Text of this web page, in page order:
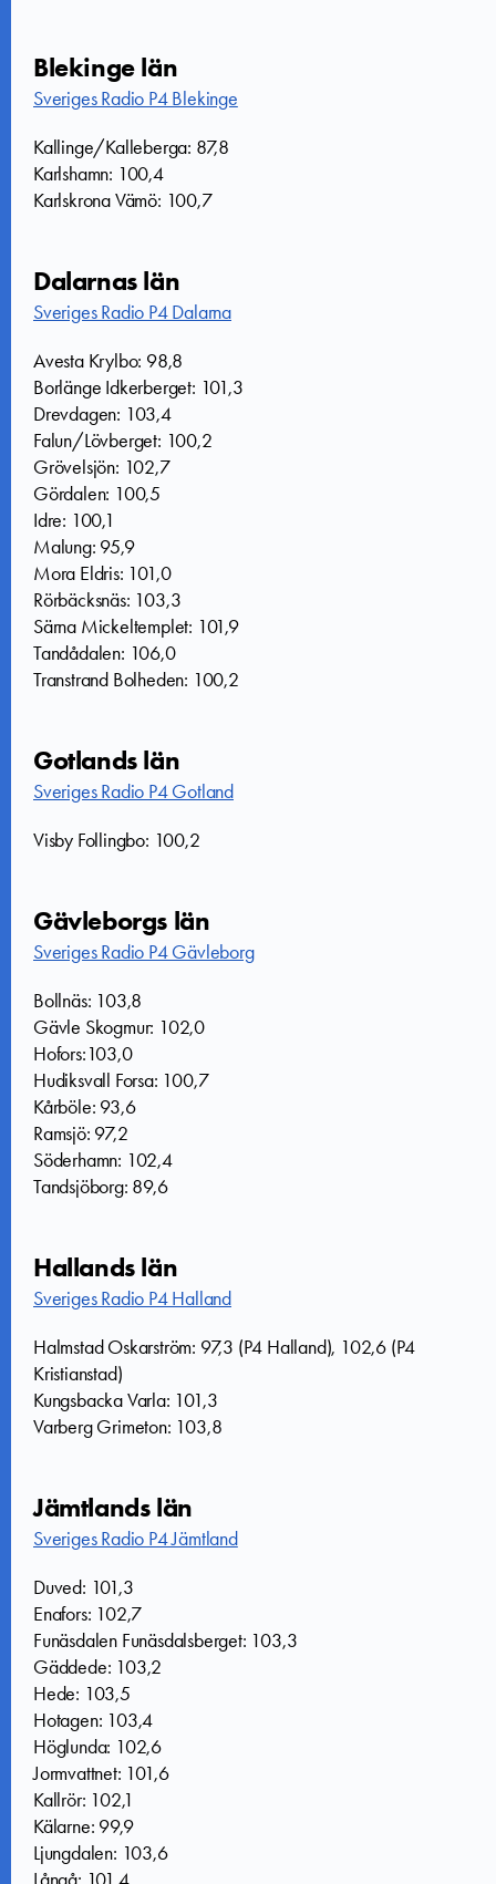
Blekinge län
Sveriges Radio P4 Blekinge
Kallinge/Kalleberga: 87,8
Karlshamn: 100,4
Karlskrona Vämö: 100,7
Dalarnas län
Sveriges Radio P4 Dalarna
Avesta Krylbo: 98,8
Borlänge Idkerberget: 101,3
Drevdagen: 103,4
Falun/Lövberget: 100,2
Grövelsjön: 102,7
Gördalen: 100,5
Idre: 100,1
Malung: 95,9
Mora Eldris: 101,0
Rörbäcksnäs: 103,3
Särna Mickeltemplet: 101,9
Tandådalen: 106,0
Transtrand Bolheden: 100,2
Gotlands län
Sveriges Radio P4 Gotland
Visby Follingbo: 100,2
Gävleborgs län
Sveriges Radio P4 Gävleborg
Bollnäs: 103,8
Gävle Skogmur: 102,0
Hofors:103,0
Hudiksvall Forsa: 100,7
Kårböle: 93,6
Ramsjö: 97,2
Söderhamn: 102,4
Tandsjöborg: 89,6
Hallands län
Sveriges Radio P4 Halland
Halmstad Oskarström: 97,3 (P4 Halland), 102,6 (P4
Kristianstad)
Kungsbacka Varla: 101,3
Varberg Grimeton: 103,8
Jämtlands län
Sveriges Radio P4 Jämtland
Duved: 101,3
Enafors: 102,7
Funäsdalen Funäsdalsberget: 103,3
Gäddede: 103,2
Hede: 103,5
Hotagen: 103,4
Höglunda: 102,6
Jormvattnet: 101,6
Kallrör: 102,1
Kälarne: 99,9
Ljungdalen: 103,6